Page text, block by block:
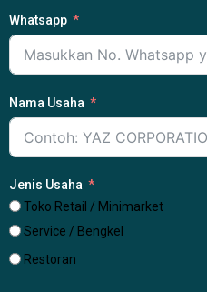
Whatsapp
Nama Usaha
Jenis Usaha
Toko Retail / Minimarket
Service / Bengkel
Restoran